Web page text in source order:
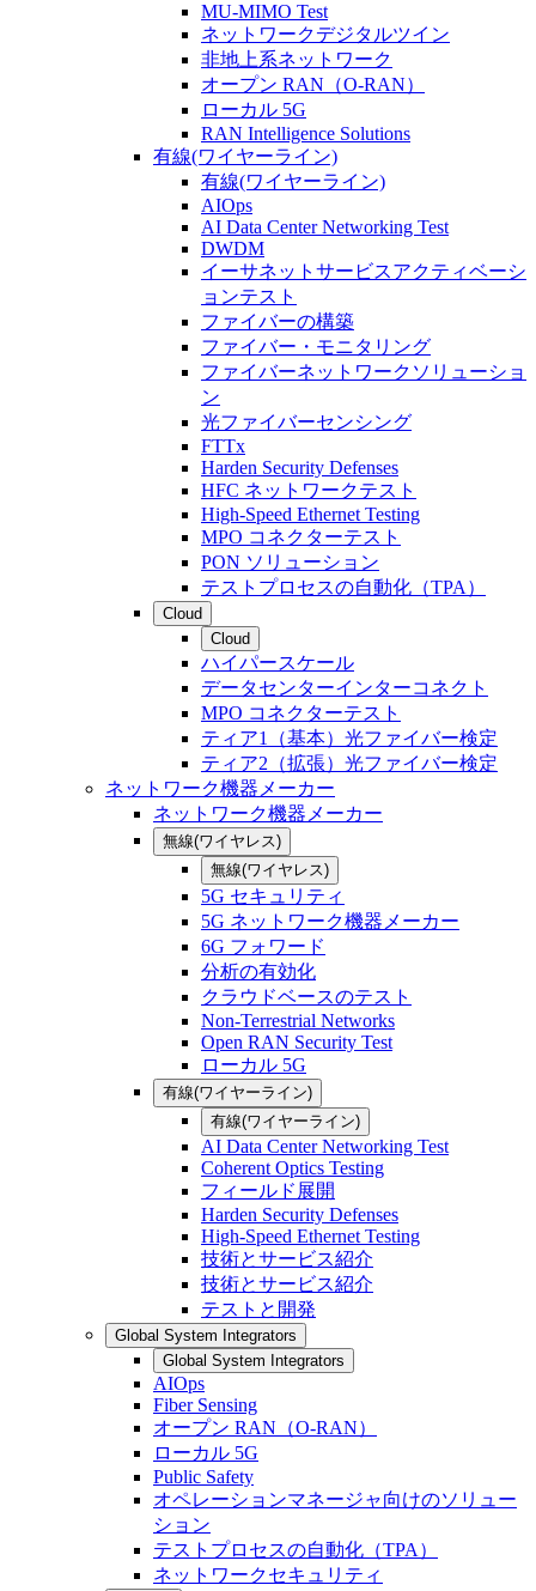
MU-MIMO Test
ネットワークデジタルツイン
非地上系ネットワーク
オープン RAN（O-RAN）
ローカル 5G
RAN Intelligence Solutions
有線(ワイヤーライン)
有線(ワイヤーライン)
AIOps
AI Data Center Networking Test
DWDM
イーサネットサービスアクティベーシ
ョンテスト
ファイバーの構築
ファイバー・モニタリング
ファイバーネットワークソリューショ
ン
光ファイバーセンシング
FTTx
Harden Security Defenses
HFC ネットワークテスト
High-Speed Ethernet Testing
MPO コネクターテスト
PON ソリューション
テストプロセスの自動化（TPA）
Cloud
Cloud
ハイパースケール
データセンターインターコネクト
MPO コネクターテスト
ティア1（基本）光ファイバー検定
ティア2（拡張）光ファイバー検定
ネットワーク機器メーカー
ネットワーク機器メーカー
無線(ワイヤレス)
無線(ワイヤレス)
5G セキュリティ
5G ネットワーク機器メーカー
6G フォワード
分析の有効化
クラウドベースのテスト
Non-Terrestrial Networks
Open RAN Security Test
ローカル 5G
有線(ワイヤーライン)
有線(ワイヤーライン)
AI Data Center Networking Test
Coherent Optics Testing
フィールド展開
Harden Security Defenses
High-Speed Ethernet Testing
技術とサービス紹介
技術とサービス紹介
テストと開発
Global System Integrators
Global System Integrators
AIOps
Fiber Sensing
オープン RAN（O-RAN）
ローカル 5G
Public Safety
オペレーションマネージャ向けのソリュー
ション
テストプロセスの自動化（TPA）
ネットワークセキュリティ